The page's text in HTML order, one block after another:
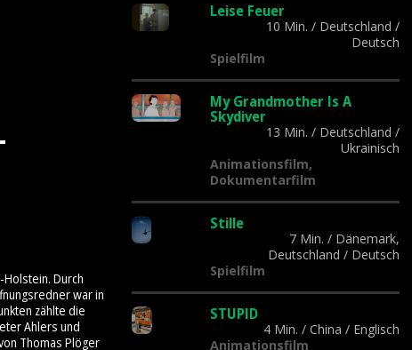
Durch
war in
zählte die
Ahlers und
Thomas Plöger
Leise Feuer
10 Min. / Deutschland /
Deutsch
Spielfilm
My Grandmother Is A
Skydiver
13 Min. / Deutschland /
Ukrainisch
Animationsfilm,
Dokumentarfilm
Stille
7 Min. / Dänemark,
Deutschland / Deutsch
Spielfilm
STUPID
4 Min. / China / Englisch
Animationsfilm